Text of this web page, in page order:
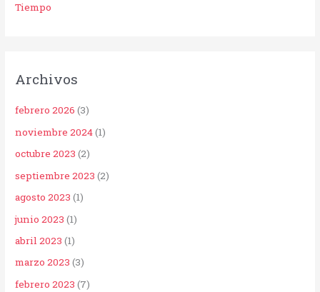
Tiempo
Archivos
febrero 2026 (3)
noviembre 2024(1)
octubre 2023 (2)
septiembre 2023 (2)
agosto 2023 (1)
junio 2023 (1)
abril 2023 (1)
marzo 2023 (3)
febrero 2023 (7)